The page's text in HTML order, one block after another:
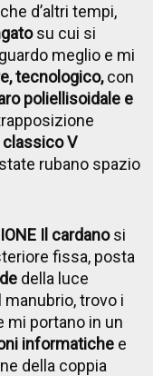
d’altri tempi,
su cui si
meglio e mi
tecnologico,con
poliellisoidale e
classico V
rubano spazio
Il cardanosi
fissa, posta
della luce
manubrio, trovo i
portano in un
informatiche e
della coppia